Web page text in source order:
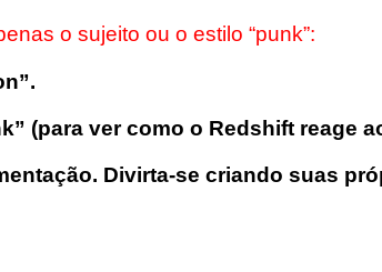
o sujeito ou o estilo “punk”:
(para ver como o Redshift reage
Divirta-se criando suas